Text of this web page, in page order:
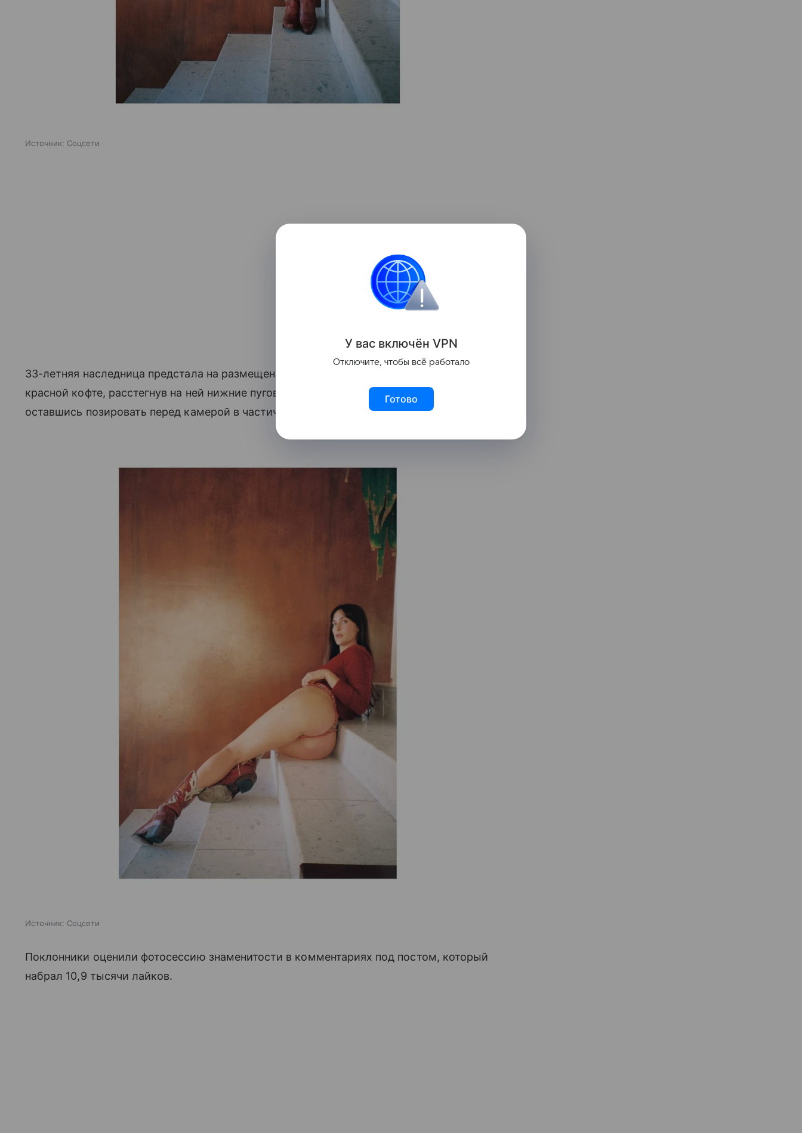
Источник: Соцсети
33-летняя наследница предстала на размещенных снимках в ковбойских сапогах и
красной кофте, расстегнув на ней нижние пуговицы. При этом она сняла штаны,
оставшись позировать перед камерой в частично оголяющих ягодицы трусах.
Источник: Соцсети
Поклонники оценили фотосессию знаменитости в комментариях под постом, который
набрал 10,9 тысячи лайков.
У вас включён VPN
Отключите, чтобы всё работало
Готово